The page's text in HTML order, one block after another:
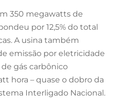
350 megawatts de
por 12,5% do total
A usina também
emissão por eletricidade
de gás carbônico
hora – quase o dobro da
Interligado Nacional.